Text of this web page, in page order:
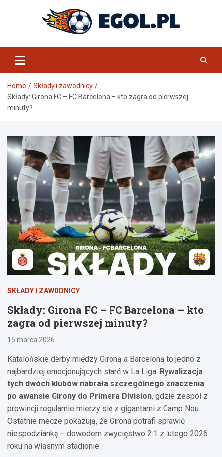
eGol.pl
Home
Składy i zawodnicy
Składy: Girona FC – FC Barcelona – kto zagra od pierwszej
minuty?
SKŁADY I ZAWODNICY
Składy: Girona FC – FC Barcelona – kto
zagra od pierwszej minuty?
15 marca 2026
Katalońskie derby między Gironą a Barceloną to jedno z
najbardziej emocjonujących starć w La Liga. Rywalizacja
tych dwóch klubów nabrała szczególnego znaczenia
po awansie Girony do Primera Division, gdzie zespół z
prowincji regularnie mierzy się z gigantami z Camp Nou.
Ostatnie mecze pokazują, że Girona potrafi sprawić
niespodziankę – dowodem zwycięstwo 2:1 z lutego 2026
roku na własnym stadionie.